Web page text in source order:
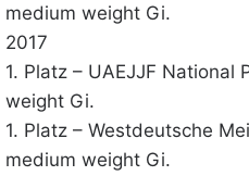
medium weight Gi.
2017
1. Platz – UAEJJF National
weight Gi.
1. Platz – Westdeutsche
medium weight Gi.